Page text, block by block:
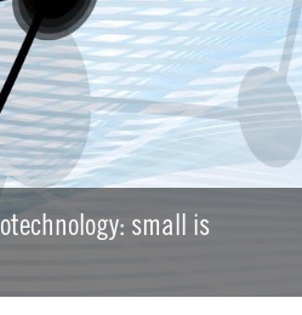
small is